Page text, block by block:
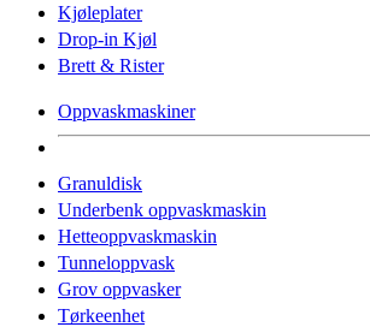
Kjøleplater
Drop-in Kjøl
Brett & Rister
Oppvaskmaskiner
Granuldisk
Underbenk oppvaskmaskin
Hetteoppvaskmaskin
Tunneloppvask
Grov oppvasker
Tørkeenhet